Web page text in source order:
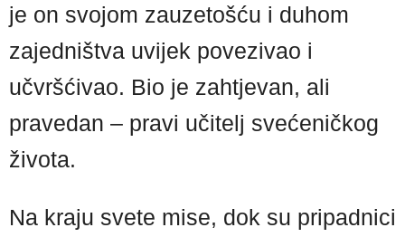
je on svojom zauzetošću i duhom
zajedništva uvijek povezivao i
učvršćivao. Bio je zahtjevan, ali
pravedan – pravi učitelj svećeničkog
života.
Na kraju svete mise, dok su pripadnici